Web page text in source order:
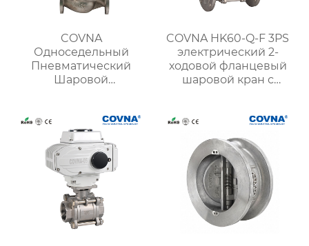
COVNA
Односедельный
Пневматический
Шаровой
COVNA HK60-Q-F 3PS
электрический 2-
ходовой фланцевый
шаровой кран с